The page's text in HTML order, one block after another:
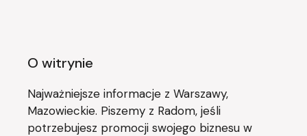
O witrynie
Najważniejsze informacje z Warszawy,
Mazowieckie. Piszemy z Radom, jeśli
potrzebujesz promocji swojego biznesu w